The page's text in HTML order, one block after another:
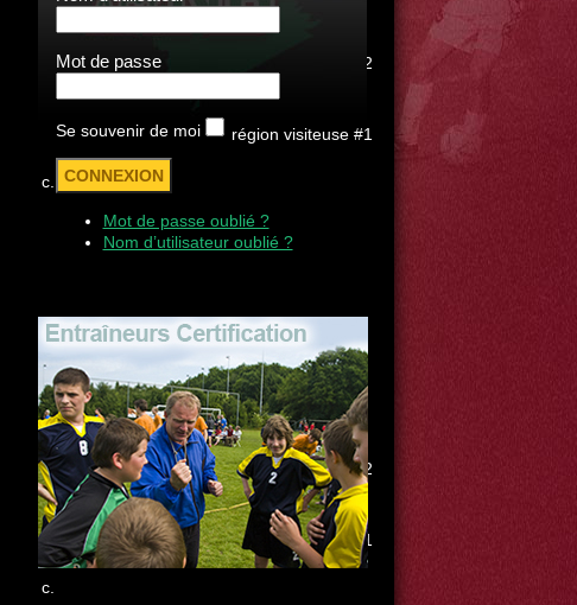
c.
région visiteuse #2
région visiteuse #1
c.
c.
région visiteuse #2
c.
région visiteuse #1
c.
Mot de passe
Se souvenir de moi
Mot de passe oublié ?
Nom d’utilisateur oublié ?